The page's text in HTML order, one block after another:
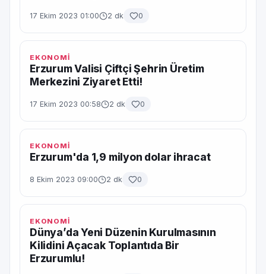
17 Ekim 2023 01:00 2 dk 0
EKONOMİ
Erzurum Valisi Çiftçi Şehrin Üretim
Merkezini Ziyaret Etti!
17 Ekim 2023 00:58 2 dk 0
EKONOMİ
Erzurum'da 1,9 milyon dolar ihracat
8 Ekim 2023 09:00 2 dk 0
EKONOMİ
Dünya’da Yeni Düzenin Kurulmasının
Kilidini Açacak Toplantıda Bir
Erzurumlu!